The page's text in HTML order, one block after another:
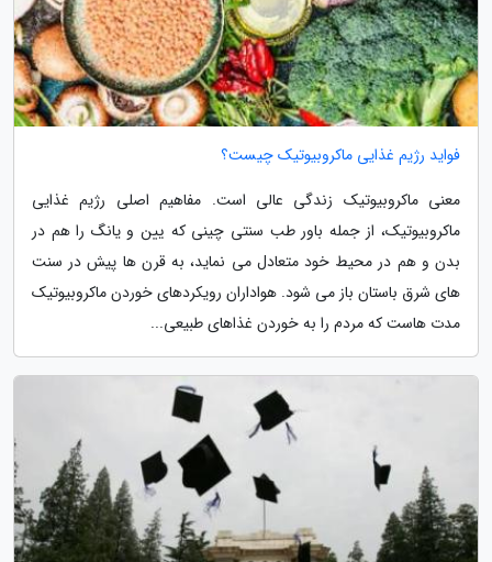
فواید رژیم غذایی ماکروبیوتیک چیست؟
معنی ماکروبیوتیک زندگی عالی است. مفاهیم اصلی رژیم غذایی
ماکروبیوتیک، از جمله باور طب سنتی چینی که یین و یانگ را هم در
بدن و هم در محیط خود متعادل می نماید، به قرن ها پیش در سنت
های شرق باستان باز می شود. هواداران رویکردهای خوردن ماکروبیوتیک
مدت هاست که مردم را به خوردن غذاهای طبیعی...